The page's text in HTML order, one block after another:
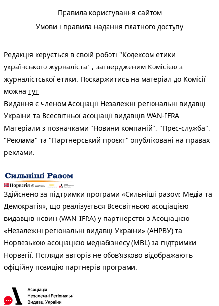
Правила користування сайтом
Умови і правила надання платного доступу
Редакція керується в своїй роботі "Кодексом етики
українського журналіста" , затвердженим Комісією з
журналістської етики. Поскаржитись на матеріал до Комісії
можна тут
Видання є членом Асоціації Незалежні регіональні видавці
України та Всесвітньої асоціації видавців WAN-IFRA
Матеріали з позначками "Новини компаній", "Прес-служба",
"Реклама" та "Партнерський проєкт" опубліковані на правах
реклами.
Здійснено за підтримки програми «Сильніші разом: Медіа та
Демократія», що реалізується Всесвітньою асоціацією
видавців новин (WAN-IFRA) у партнерстві з Асоціацією
«Незалежні регіональні видавці України» (АНРВУ) та
Норвезькою асоціацією медіабізнесу (MBL) за підтримки
Норвегії. Погляди авторів не обов’язково відображають
офіційну позицію партнерів програми.